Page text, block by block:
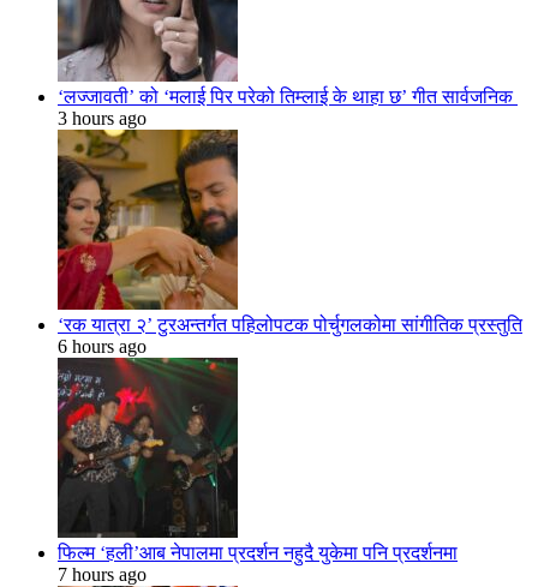
‘लज्जावती’ को ‘मलाई पिर परेको तिम्लाई के थाहा छ’ गीत सार्वजनिक
3 hours ago
‘रक यात्रा २’ टुरअन्तर्गत पहिलोपटक पोर्चुगलकोमा सांगीतिक प्रस्तुति
6 hours ago
फिल्म ‘हली’आब नेपालमा प्रदर्शन नहुदै युकेमा पनि प्रदर्शनमा
7 hours ago